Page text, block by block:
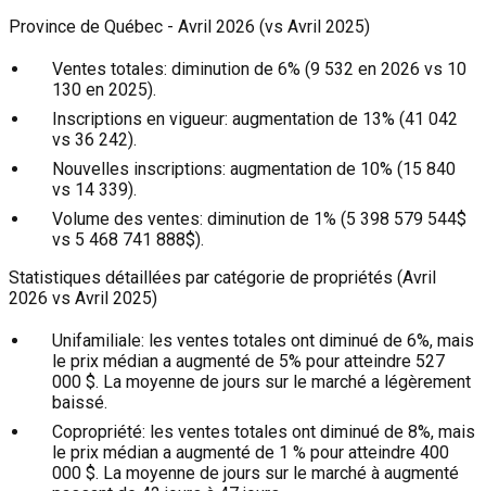
Province de Québec - Avril 2026 (vs Avril 2025)
Ventes totales: diminution de 6% (9 532 en 2026 vs 10
130 en 2025).
Inscriptions en vigueur: augmentation de 13% (41 042
vs 36 242).
Nouvelles inscriptions: augmentation de 10% (15 840
vs 14 339).
Volume des ventes: diminution de 1% (5 398 579 544$
vs 5 468 741 888$).
Statistiques détaillées par catégorie de propriétés (Avril
2026 vs Avril 2025)
Unifamiliale: les ventes totales ont diminué de 6%, mais
le prix médian a augmenté de 5% pour atteindre 527
000 $. La moyenne de jours sur le marché a légèrement
baissé.
Copropriété: les ventes totales ont diminué de 8%, mais
le prix médian a augmenté de 1 % pour atteindre 400
000 $. La moyenne de jours sur le marché à augmenté